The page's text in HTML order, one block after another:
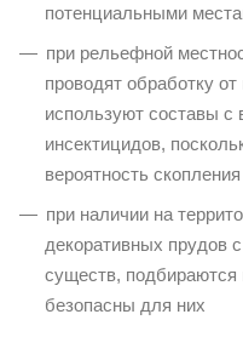
потенциальными
при рельефной
проводят обработку
используют составы с
инсектицидов,
вероятность
при наличии на
декоративных прудов
существ, подбираются
безопасны для них